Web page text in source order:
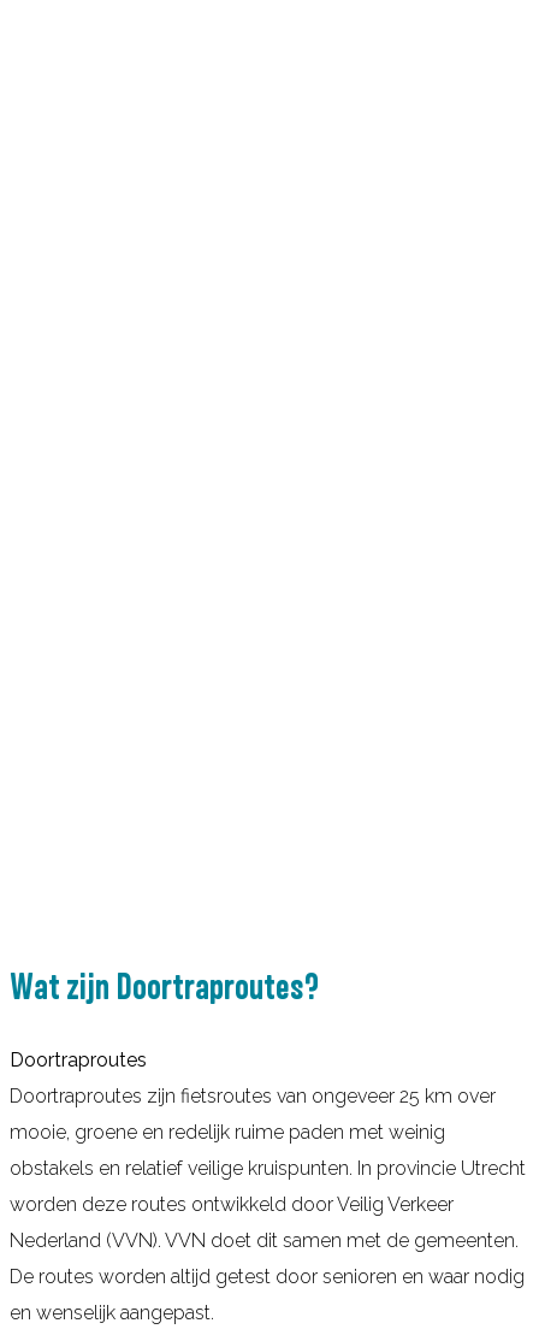
Wat zijn Doortraproutes?
Doortraproutes
Doortraproutes zijn fietsroutes van ongeveer 25 km over
mooie, groene en redelijk ruime paden met weinig
obstakels en relatief veilige kruispunten. In provincie Utrecht
worden deze routes ontwikkeld door Veilig Verkeer
Nederland (VVN). VVN doet dit samen met de gemeenten.
De routes worden altijd getest door senioren en waar nodig
en wenselijk aangepast.